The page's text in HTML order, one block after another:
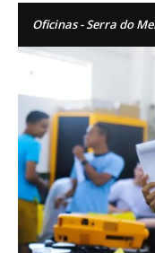
Oficinas - Serra do